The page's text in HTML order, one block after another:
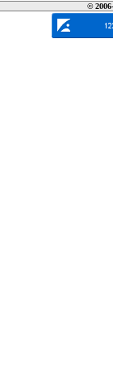
©